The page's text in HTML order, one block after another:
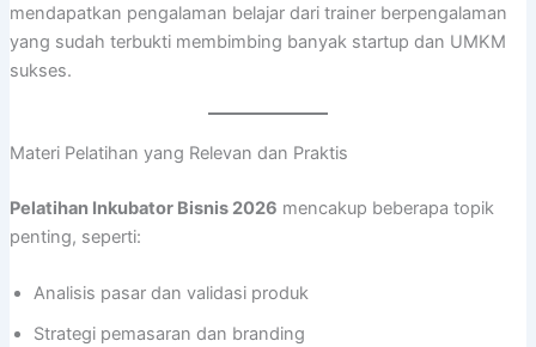
mendapatkan pengalaman belajar dari trainer berpengalaman
yang sudah terbukti membimbing banyak startup dan UMKM
sukses.
Materi Pelatihan yang Relevan dan Praktis
Pelatihan Inkubator Bisnis 2026 mencakup beberapa topik
penting, seperti:
Analisis pasar dan validasi produk
Strategi pemasaran dan branding